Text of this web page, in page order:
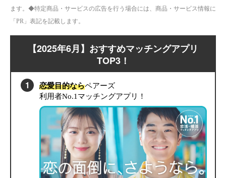
ます。◆特定商品・サービスの広告を行う場合には、商品・サービス情報に
「PR」表記を記載します。
【2025年6月】おすすめマッチングアプリ
TOP3！
恋愛目的ならペアーズ
利用者No.1マッチングアプリ！